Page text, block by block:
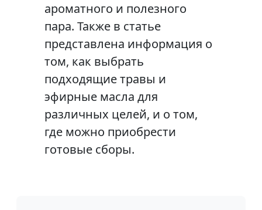
ароматного и полезного
пара. Также в статье
представлена информация о
том, как выбрать
подходящие травы и
эфирные масла для
различных целей, и о том,
где можно приобрести
готовые сборы.